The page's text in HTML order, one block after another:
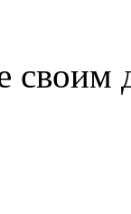
своим